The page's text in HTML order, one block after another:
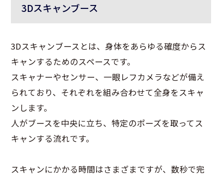
3Dスキャンブース
3Dスキャンブースとは、身体をあらゆる確度からス
キャンするためのスペースです。
スキャナーやセンサー、一眼レフカメラなどが備え
られており、それぞれを組み合わせて全身をスキャ
ンします。
人がブースを中央に立ち、特定のポーズを取ってス
キャンする流れです。
スキャンにかかる時間はさまざまですが、数秒で完